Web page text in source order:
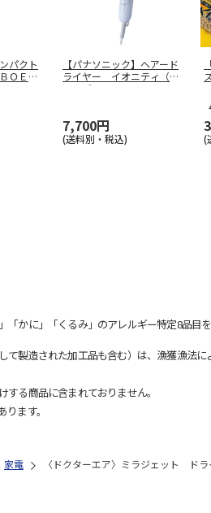
パクト
ＯＥ１
【パナソニック】ヘアード
ライヤー イオニティ（ア
イスブルー
7,700円
(送料別・税込) (
かに」「くるみ」のアレルギー特定8品目
製造された加工品も含む）は、漁獲漁法
る商品に含まれておりません。
ます。
家電 〈ドクターエア〉ミラジェット ド